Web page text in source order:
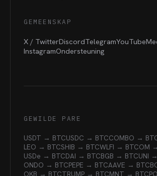
GEMEENSKAP
X / TwitterDiscordTelegramYouTube
InstagramOndersteuning
GEWILDE PARE
USDT → BTCUSDC → BTCCOMBO →
LEO → BTCSHIB → BTCWLFI → BTCOM
USDe → BTCDAI → BTCBGB → BTCUNI
ONDO → BTCPEPE → BTCAAVE → BTC
OKB → BTCTRUMP → BTCMNT → BTC